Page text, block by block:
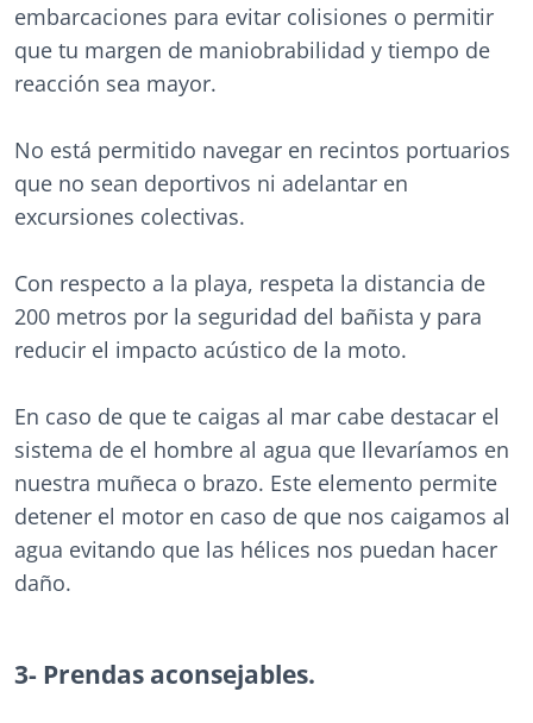
embarcaciones para evitar colisiones o permitir
que tu margen de maniobrabilidad y tiempo de
reacción sea mayor.
No está permitido navegar en recintos portuarios
que no sean deportivos ni adelantar en
excursiones colectivas.
Con respecto a la playa, respeta la distancia de
200 metros por la seguridad del bañista y para
reducir el impacto acústico de la moto.
En caso de que te caigas al mar cabe destacar el
sistema de el hombre al agua que llevaríamos en
nuestra muñeca o brazo. Este elemento permite
detener el motor en caso de que nos caigamos al
agua evitando que las hélices nos puedan hacer
daño.
3- Prendas aconsejables.